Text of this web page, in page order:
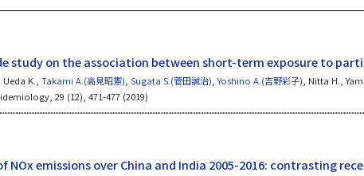
study on the association between short-term exposure to
K., Takami A.(高見昭憲) Sugata S.(菅田誠治) ,Yoshino A.(吉野彩子) , Nitta H.,
29 (12), 471-477 (2019)
NOx emissions over China and India 2005-2016: contrasting